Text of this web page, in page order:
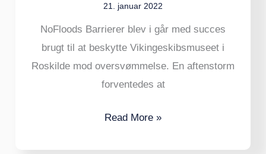
21. januar 2022
NoFloods Barrierer blev i går med succes
brugt til at beskytte Vikingeskibsmuseet i
Roskilde mod oversvømmelse. En aftenstorm
forventedes at
Read More »